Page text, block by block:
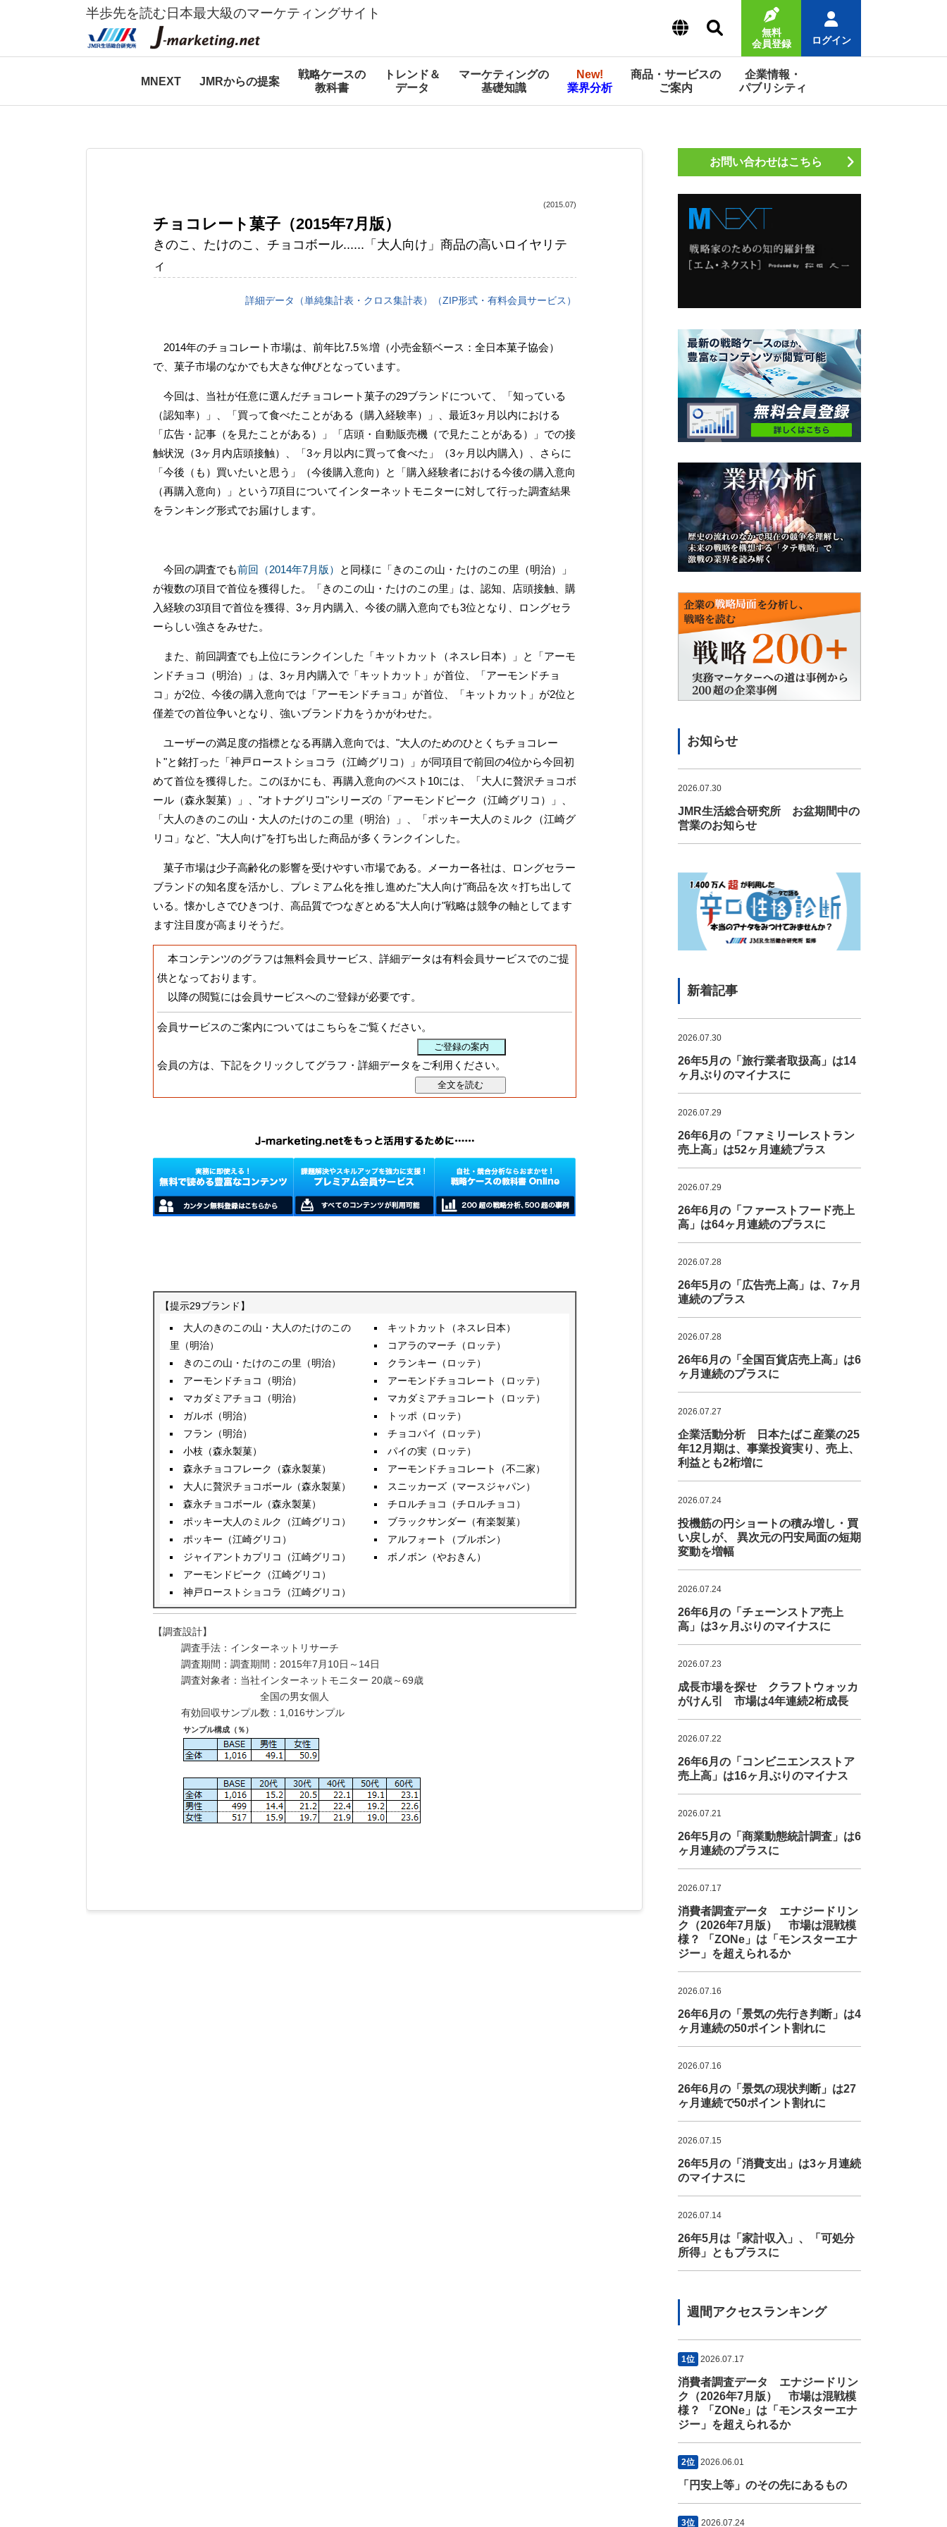
半歩先を読む日本最大級のマーケティングサイト
無料
会員登録
ログイン
MNEXT JMRからの提案
戦略ケースの
教科書
トレンド＆
データ
マーケティングの
基礎知識
New!
業界分析
商品・サービスの
ご案内
企業情報・
パブリシティ
(2015.07)
チョコレート菓子（2015年7月版）
きのこ、たけのこ、チョコボール......「大人向け」商品の高いロイヤリテ
ィ
詳細データ（単純集計表・クロス集計表）（ZIP形式・有料会員サービス）
2014年のチョコレート市場は、前年比7.5％増（小売金額ベース：全日本菓子協会）
で、菓子市場のなかでも大きな伸びとなっています。
今回は、当社が任意に選んだチョコレート菓子の29ブランドについて、「知っている
（認知率）」、「買って食べたことがある（購入経験率）」、最近3ヶ月以内における
「広告・記事（を見たことがある）」「店頭・自動販売機（で見たことがある）」での接
触状況（3ヶ月内店頭接触）、「3ヶ月以内に買って食べた」（3ヶ月以内購入）、さらに
「今後（も）買いたいと思う」（今後購入意向）と「購入経験者における今後の購入意向
（再購入意向）」という7項目についてインターネットモニターに対して行った調査結果
をランキング形式でお届けします。
今回の調査でも前回（2014年7月版）
と同様に「きのこの山・たけのこの里（明治）」
が複数の項目で首位を獲得した。「きのこの山・たけのこの里」は、認知、店頭接触、購
入経験の3項目で首位を獲得、3ヶ月内購入、今後の購入意向でも3位となり、ロングセラ
ーらしい強さをみせた。
また、前回調査でも上位にランクインした「キットカット（ネスレ日本）」と「アーモ
ンドチョコ（明治）」は、3ヶ月内購入で「キットカット」が首位、「アーモンドチョ
コ」が2位、今後の購入意向では「アーモンドチョコ」が首位、「キットカット」が2位と
僅差での首位争いとなり、強いブランド力をうかがわせた。
ユーザーの満足度の指標となる再購入意向では、"大人のためのひとくちチョコレー
ト"と銘打った「神戸ローストショコラ（江崎グリコ）」が同項目で前回の4位から今回初
めて首位を獲得した。このほかにも、再購入意向のベスト10には、「大人に贅沢チョコボ
ール（森永製菓）」、"オトナグリコ"シリーズの「アーモンドピーク（江崎グリコ）」、
「大人のきのこの山・大人のたけのこの里（明治）」、「ポッキー大人のミルク（江崎グ
リコ」など、"大人向け"を打ち出した商品が多くランクインした。
菓子市場は少子高齢化の影響を受けやすい市場である。メーカー各社は、ロングセラー
ブランドの知名度を活かし、プレミアム化を推し進めた"大人向け"商品を次々打ち出して
いる。懐かしさでひきつけ、高品質でつなぎとめる"大人向け"戦略は競争の軸としてます
ます注目度が高まりそうだ。
本コンテンツのグラフは無料会員サービス、詳細データは有料会員サービスでのご提
供となっております。
以降の閲覧には会員サービスへのご登録が必要です。
会員サービスのご案内についてはこちらをご覧ください。
会員の方は、下記をクリックしてグラフ・詳細データをご利用ください。
【提示29ブランド】
大人のきのこの山・大人のたけのこの
里（明治）
きのこの山・たけのこの里（明治）
アーモンドチョコ（明治）
マカダミアチョコ（明治）
ガルボ（明治）
フラン（明治）
小枝（森永製菓）
森永チョコフレーク（森永製菓）
大人に贅沢チョコボール（森永製菓）
森永チョコボール（森永製菓）
ポッキー大人のミルク（江崎グリコ）
ポッキー（江崎グリコ）
ジャイアントカプリコ（江崎グリコ）
アーモンドピーク（江崎グリコ）
神戸ローストショコラ（江崎グリコ）
キットカット（ネスレ日本）
コアラのマーチ（ロッテ）
クランキー（ロッテ）
アーモンドチョコレート（ロッテ）
マカダミアチョコレート（ロッテ）
トッポ（ロッテ）
チョコパイ（ロッテ）
パイの実（ロッテ）
アーモンドチョコレート（不二家）
スニッカーズ（マースジャパン）
チロルチョコ（チロルチョコ）
ブラックサンダー（有楽製菓）
アルフォート（ブルボン）
ボノボン（やおきん）
【調査設計】
調査手法：インターネットリサーチ
調査期間：調査期間：2015年7月10日～14日
調査対象者：当社インターネットモニター 20歳～69歳
全国の男女個人
有効回収サンプル数：1,016サンプル
サンプル構成（％）
お問い合わせはこちら
お知らせ
2026.07.30
JMR生活総合研究所 お盆期間中の
営業のお知らせ
新着記事
2026.07.30
26年5月の「旅行業者取扱高」は14
ヶ月ぶりのマイナスに
2026.07.29
26年6月の「ファミリーレストラン
売上高」は52ヶ月連続プラス
2026.07.29
26年6月の「ファーストフード売上
高」は64ヶ月連続のプラスに
2026.07.28
26年5月の「広告売上高」は、7ヶ月
連続のプラス
2026.07.28
26年6月の「全国百貨店売上高」は6
ヶ月連続のプラスに
2026.07.27
企業活動分析 日本たばこ産業の25
年12月期は、事業投資実り、売上、
利益とも2桁増に
2026.07.24
投機筋の円ショートの積み増し・買
い戻しが、 異次元の円安局面の短期
変動を増幅
2026.07.24
26年6月の「チェーンストア売上
高」は3ヶ月ぶりのマイナスに
2026.07.23
成長市場を探せ クラフトウォッカ
がけん引 市場は4年連続2桁成長
2026.07.22
26年6月の「コンビニエンスストア
売上高」は16ヶ月ぶりのマイナス
2026.07.21
26年5月の「商業動態統計調査」は6
ヶ月連続のプラスに
2026.07.17
消費者調査データ エナジードリン
ク（2026年7月版） 市場は混戦模
様？ 「ZONe」は「モンスターエナ
ジー」を超えられるか
2026.07.16
26年6月の「景気の先行き判断」は4
ヶ月連続の50ポイント割れに
2026.07.16
26年6月の「景気の現状判断」は27
ヶ月連続で50ポイント割れに
2026.07.15
26年5月の「消費支出」は3ヶ月連続
のマイナスに
2026.07.14
26年5月は「家計収入」、「可処分
所得」ともプラスに
週間アクセスランキング
1位 2026.07.17
消費者調査データ エナジードリン
ク（2026年7月版） 市場は混戦模
様？ 「ZONe」は「モンスターエナ
ジー」を超えられるか
2位 2026.06.01
「円安上等」のその先にあるもの
3位 2026.07.24